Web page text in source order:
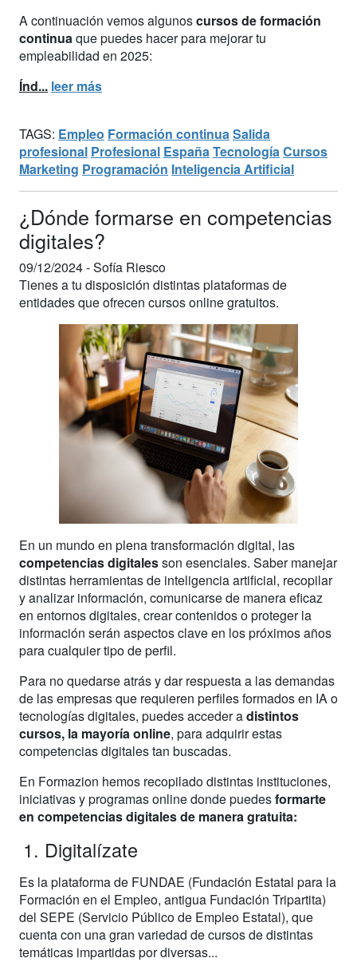
A continuación vemos algunoscursos de formación
continua que puedes hacer para mejorar tu
empleabilidad en 2025:
Índ... leer más
TAGS: Empleo Formación continua Salida
profesional Profesional España Tecnología Cursos
Marketing Programación Inteligencia Artificial
¿Dónde formarse en competencias
digitales?
09/12/2024 -Sofía Riesco
Tienes a tu disposición distintas plataformas de
entidades que ofrecen cursos online gratuitos.
En un mundo en plena transformación digital, las
competencias digitalesson esenciales. Saber manejar
distintas herramientas de inteligencia artificial, recopilar
y analizar información, comunicarse de manera eficaz
en entornos digitales, crear contenidos o proteger la
información serán aspectos clave en los próximos años
para cualquier tipo de perfil.
Para no quedarse atrás y dar respuesta a las demandas
de las empresas que requieren perfiles formados en IA o
tecnologías digitales, puedes acceder adistintos
cursos, la mayoría online, para adquirir estas
competencias digitales tan buscadas.
En Formazion hemos recopilado distintas instituciones,
iniciativas y programas online donde puedesformarte
en competencias digitales de manera gratuita:
Digitalízate
Es la plataforma de FUNDAE (Fundación Estatal para la
Formación en el Empleo, antigua Fundación Tripartita)
del SEPE (Servicio Público de Empleo Estatal), que
cuenta con una gran variedad de cursos de distintas
temáticas impartidas por diversas...